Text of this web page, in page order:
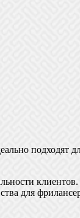
подходят
клиентов.
для